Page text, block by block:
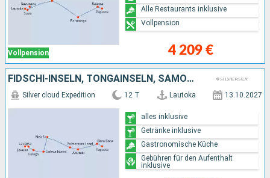
Vollpension 4 209 €
Alle Restaurants inklusive
Vollpension
FIDSCHI-INSELN, TONGAINSELN, SAMOA, FRANKREICH
Silver cloud Expedition 12 T Lautoka 13.10.2027
alles inklusive
Getränke inklusive
Gastronomische Küche
Gebühren für den Aufenthalt
inklusive